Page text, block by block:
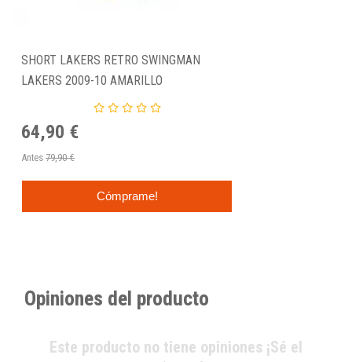
SHORT LAKERS RETRO SWINGMAN
LAKERS 2009-10 AMARILLO
64,90 €
Antes 79,90 €
Cómprame!
Opiniones del producto
Este producto no tiene opiniones ¡Sé el